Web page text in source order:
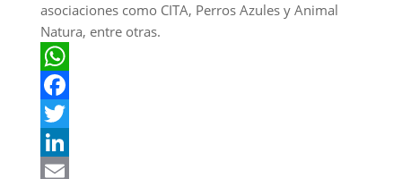
asociaciones como CITA, Perros Azules y Animal
Natura, entre otras.
W
h
a
F
a
c
T
w
L